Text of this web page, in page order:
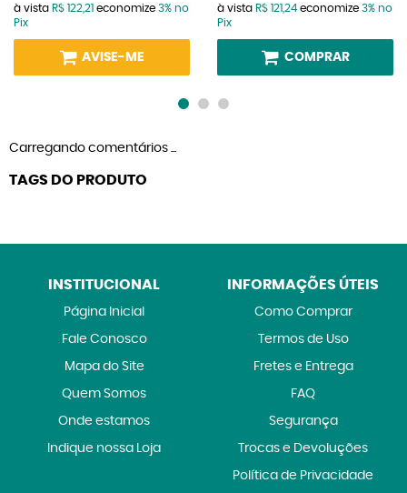
à vista R$ 122,21 economize 3% no
Pix
AVISE-ME
à vista R$ 121,24economize 3% no
Pix
COMPRAR
Carregando comentários ...
TAGS DO PRODUTO
INSTITUCIONAL
Página Inicial
Fale Conosco
Mapa do Site
Quem Somos
Onde estamos
Indique nossa Loja
INFORMAÇÕES ÚTEIS
Como Comprar
Termos de Uso
Fretes e Entrega
FAQ
Segurança
Trocas e Devoluções
Política de Privacidade